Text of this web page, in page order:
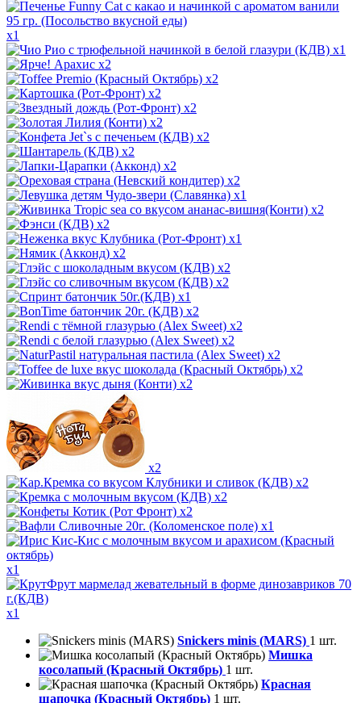
x1
x1
x2
x2
x2
x2
x2
x2
x2
x2
x2
x1
x2
x2
x1
x2
x2
x2
x1
x2
x2
x2
x2
x2
x2
x2
x2
x2
x2
x1
x1
x1
Snickers minis (MARS) 1 шт.
Мишка
косолапый (Красный Октябрь) 1 шт.
Красная
шапочка (Красный Октябрь) 1 шт.